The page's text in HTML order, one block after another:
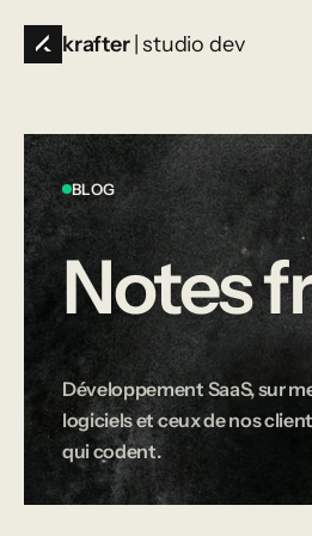
krafter | studio dev
BLOG
Notes
Développement SaaS, sur
logiciels et ceux de nos
qui codent.